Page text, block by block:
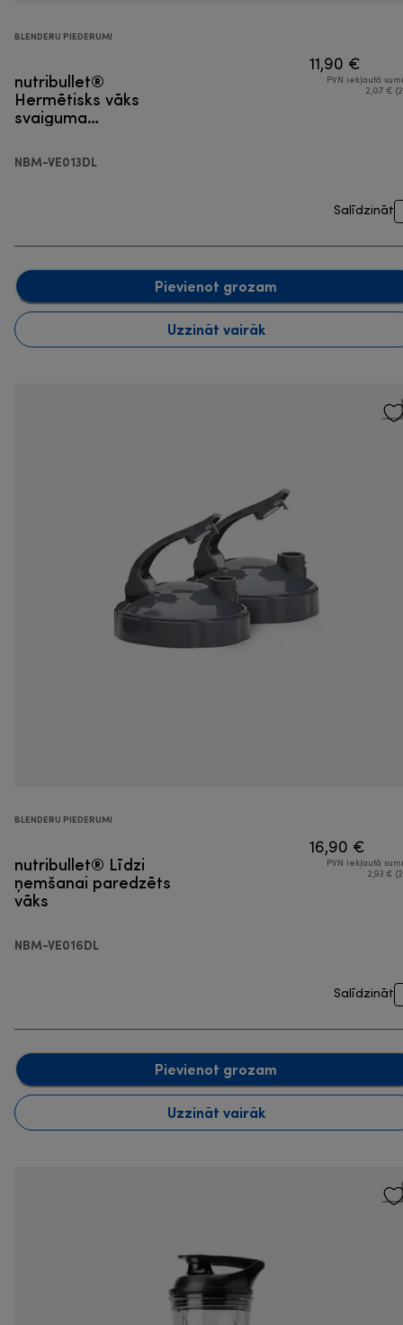
BLENDERU PIEDERUMI
nutribullet®
Hermētisks vāks
svaiguma
NBM-VE013DL
11,90 €
PVN iekļautā
2,07 €
Salīdzināt
Pievienot grozam
Uzzināt vairāk
BLENDERU PIEDERUMI
nutribullet® Līdzi
ņemšanai paredzēts
vāks
NBM-VE016DL
16,90 €
PVN iekļautā
2,93 €
Salīdzināt
Pievienot grozam
Uzzināt vairāk